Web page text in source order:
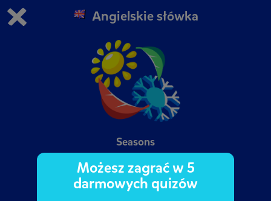
Grasz w wersję demonstracyjną Squli
Kup teraz!
0
Angielskie słówka
Seasons
Możesz zagrać w 5
darmowych quizów